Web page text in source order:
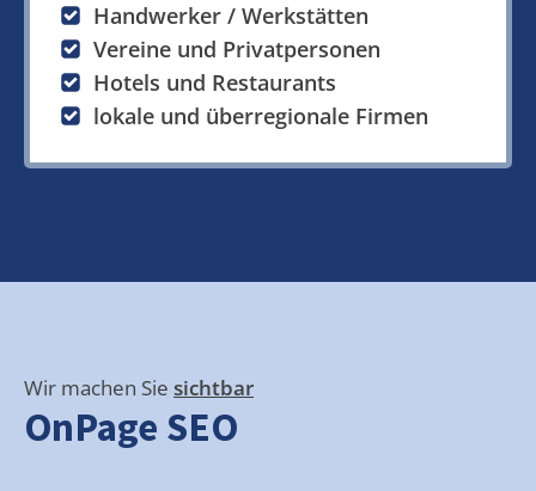
Handwerker / Werkstätten
Vereine und Privatpersonen
Hotels und Restaurants
lokale und überregionale Firmen
Wir machen Sie sichtbar
OnPage SEO